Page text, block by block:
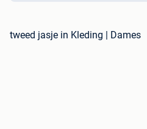
tweed jasje in Kleding | Dames